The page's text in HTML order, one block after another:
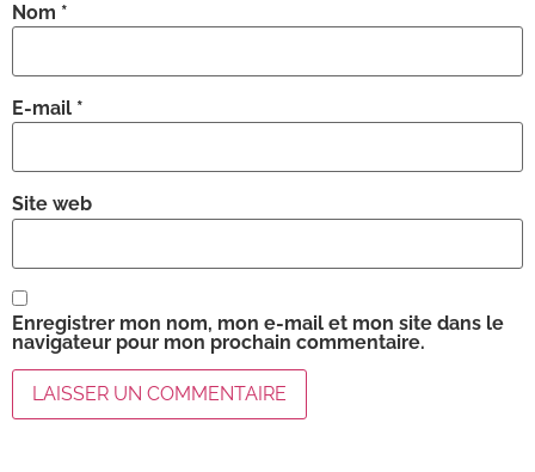
Nom *
E-mail *
Site web
Enregistrer mon nom, mon e-mail et mon site dans le
navigateur pour mon prochain commentaire.